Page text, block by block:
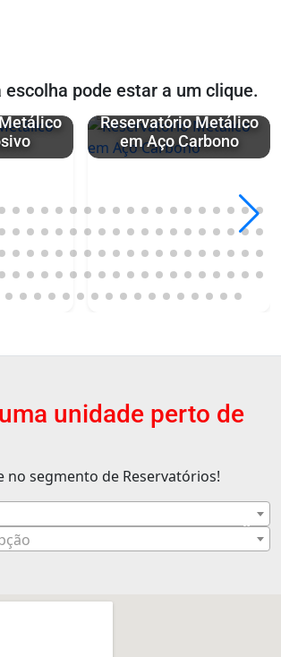
escolha pode estar a um clique.
Reservatório Metálico
em Aço Carbono
unidade perto de
no segmento de Reservatórios!
×